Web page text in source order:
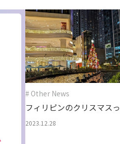
# Other News
フィリピンのクリスマスっ
て？？
2023.12.28